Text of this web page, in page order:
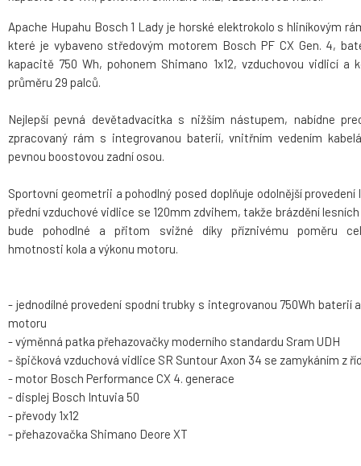
Apache Hupahu Bosch 1 Lady je horské elektrokolo s hliníkovým
které je vybaveno středovým motorem Bosch PF CX Gen. 4,
kapacitě 750 Wh, pohonem Shimano 1x12, vzduchovou vidlicí a
průměru 29 palců.
Nejlepší pevná devětadvacítka s nižším nástupem, nabídne
zpracovaný rám s integrovanou baterií, vnitřním vedením
pevnou boostovou zadní osou.
Sportovní geometrii a pohodlný posed doplňuje odolnější provedení
přední vzduchové vidlice se 120mm zdvihem, takže brázdění
bude pohodlné a přitom svižné díky příznivému poměru
hmotnosti kola a výkonu motoru.
- jednodílné provedení spodní trubky s integrovanou 750Wh baterií
motoru
- výměnná patka přehazovačky moderního standardu Sram UDH
- špičková vzduchová vidlice SR Suntour Axon 34 se zamykáním z
- motor Bosch Performance CX 4. generace
- displej Bosch Intuvia 50
- převody 1x12
- přehazovačka Shimano Deore XT